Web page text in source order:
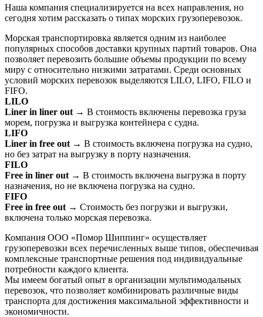
Наша компания специализируется на всех направления, но
сегодня хотим рассказать о типах морских грузоперевозок.
Морская транспортировка является одним из наиболее
популярных способов доставки крупных партий товаров. Она
позволяет перевозить большие объемы продукции по всему
миру с относительно низкими затратами. Среди основных
условий морских перевозок выделяются LILO, LIFO, FILO и
FIFO.
LILO
Liner in liner out → В стоимость включены перевозка груза
морем, погрузка и выгрузка контейнера с судна.
LIFO
Liner in free out → В стоимость включена погрузка на судно,
но без затрат на выгрузку в порту назначения.
FILO
Free in liner out → В стоимость включена выгрузка в порту
назначения, но не включена погрузка на судно.
FIFO
Free in free out → Стоимость без погрузки и выгрузки,
включена только морская перевозка.
Компания ООО «Помор Шиппинг» осуществляет
грузоперевозки всех перечисленных выше типов, обеспечивая
комплексные транспортные решения под индивидуальные
потребности каждого клиента.
Мы имеем богатый опыт в организации мультимодальных
перевозок, что позволяет комбинировать различные виды
транспорта для достижения максимальной эффективности и
экономичности.